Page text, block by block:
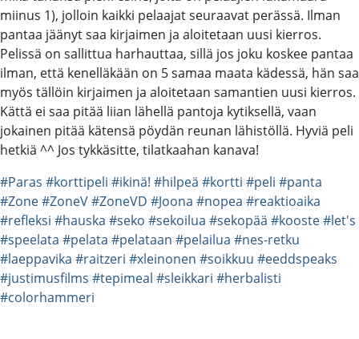
miinus 1), jolloin kaikki pelaajat seuraavat perässä. Ilman
pantaa jäänyt saa kirjaimen ja aloitetaan uusi kierros.
Pelissä on sallittua harhauttaa, sillä jos joku koskee pantaa
ilman, että kenelläkään on 5 samaa maata kädessä, hän saa
myös tällöin kirjaimen ja aloitetaan samantien uusi kierros.
Kättä ei saa pitää liian lähellä pantoja kytiksellä, vaan
jokainen pitää kätensä pöydän reunan lähistöllä. Hyviä peli
hetkiä ^^ Jos tykkäsitte, tilatkaahan kanava!
#Paras #korttipeli #ikinä! #hilpeä #kortti #peli #panta
#Zone#ZoneV#ZoneVD #Joona #nopea #reaktioaika
#refleksi #hauska #seko #sekoilua #sekopää #kooste#let's
#speelata #pelata #pelataan #pelailua #nes-retku
#laeppavika #raitzeri #xleinonen #soikkuu #eeddspeaks
#justimusfilms #tepimeal #sleikkari #herbalisti
#colorhammeri